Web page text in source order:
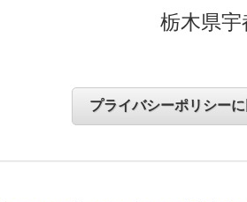
栃木県